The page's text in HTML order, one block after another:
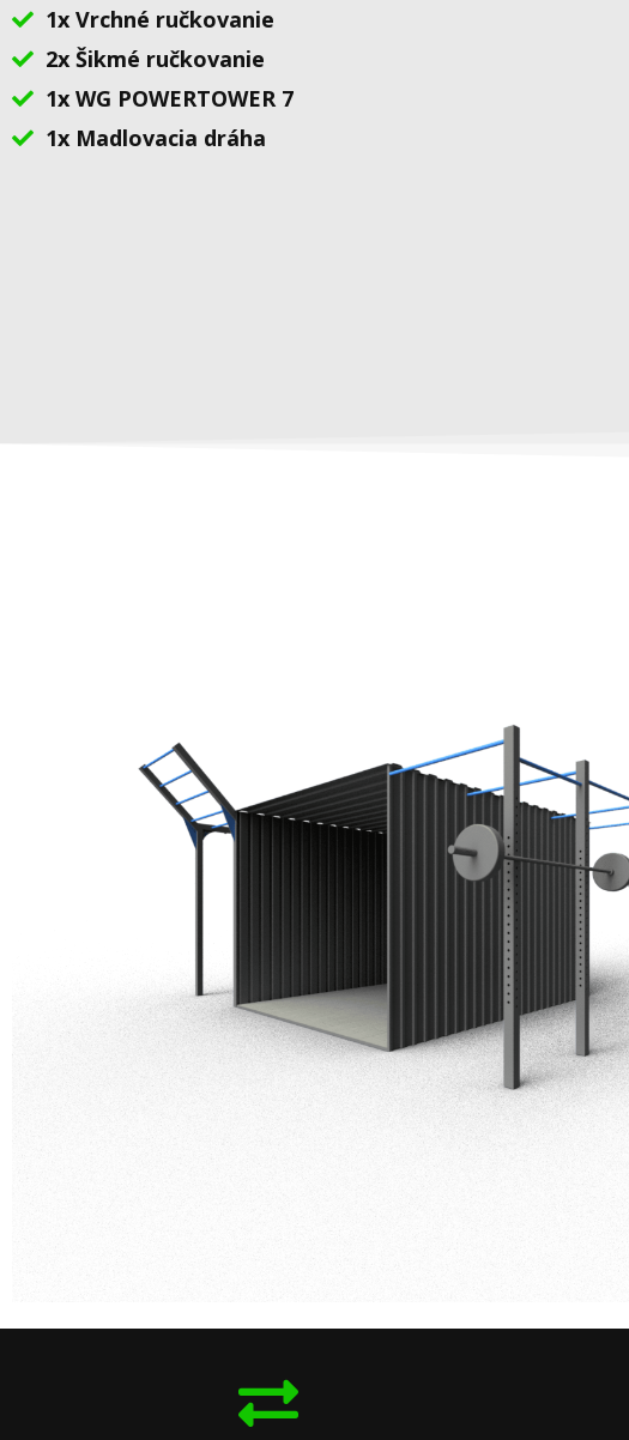
1x Vrchné ručkovanie
2x Šikmé ručkovanie
1x WG POWERTOWER 7
1x Madlovacia dráha